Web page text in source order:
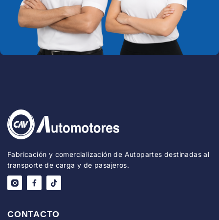
Fabricación y comercialización de Autopartes destinadas al
transporte de carga y de pasajeros.
CONTACTO